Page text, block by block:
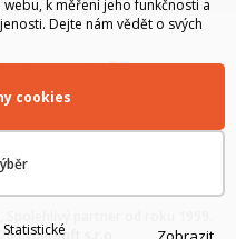
k měření jeho funkčnosti a
Dejte nám vědět o svých
cookies
Statistické